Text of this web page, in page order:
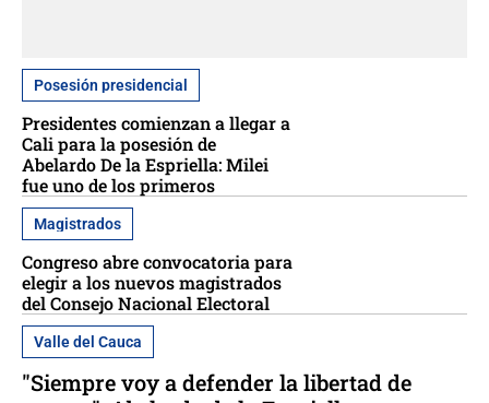
Posesión presidencial
Presidentes comienzan a llegar a
Cali para la posesión de
Abelardo De la Espriella: Milei
fue uno de los primeros
Magistrados
Congreso abre convocatoria para
elegir a los nuevos magistrados
del Consejo Nacional Electoral
Valle del Cauca
"Siempre voy a defender la libertad de